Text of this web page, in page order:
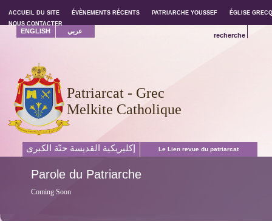
ACCUEIL DU SITE ÉVÈNEMENTS RÉCENTS PATRIARCHE YOUSSEF
ÉGLISE
NOUS CONTACTER
Patriarcat - Grec
Melkite Catholique
ENGLISH عربي
recherche
إكليريكية القديسة حنّة الكبرى Le Lien revue du patriarcat
Paroledu Patriarche
Coming Soon
ACCUEIL DU SITE ÉVÈNEMENTS RÉCENTS PATRIARCHE YOUSSEF
ÉGLISE
NOUS CONTACTER